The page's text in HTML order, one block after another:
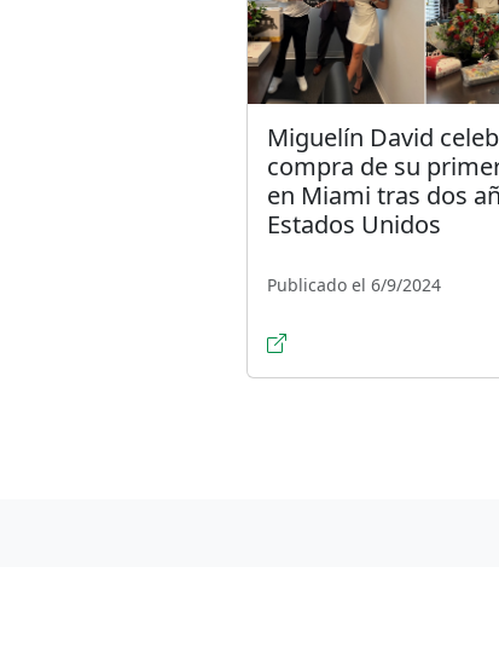
Miguelín David
compra de su
en Miami tras dos
Estados Unidos
Publicado el 6/9/2024